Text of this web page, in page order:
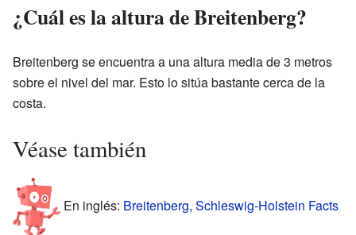
¿Cuál es la altura de Breitenberg?
Breitenberg se encuentra a una altura media de 3 metros
sobre el nivel del mar. Esto lo sitúa bastante cerca de la
costa.
Véase también
En inglés: Breitenberg, Schleswig-Holstein Facts